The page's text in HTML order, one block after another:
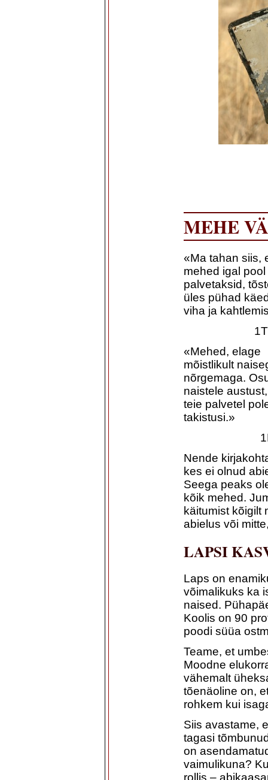
MEHE
«Ma tahan siis,
mehed igal pool
palvetaksid,
üles pühad
viha ja
«Mehed, elage
mõistlikult
nõrgemaga.
naistele
teie palvetel
takistusi.»
Nende
kes ei olnud
Seega peaks
kõik mehed.
käitumist kõigilt
abielus või
LAPSI
Laps on
võimalikuks ka
naised.
Koolis on 90
poodi süüa
Teame, et
Moodne
vähemalt
tõenäoline on,
rohkem kui
Siis avastame,
tagasi
on
vaimulikuna?
rollis –